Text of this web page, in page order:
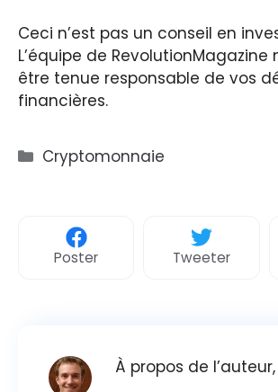
Ceci n’est pas un conseil en
L’équipe de RevolutionMagazine
être tenue responsable de vos
financières.
Catégories
Cryptomonnaie
Poster Tweeter
À propos de l’auteur,